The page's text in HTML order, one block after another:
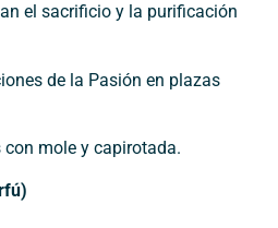
el sacrificio y la purificación
de la Pasión en plazas
con mole y capirotada.